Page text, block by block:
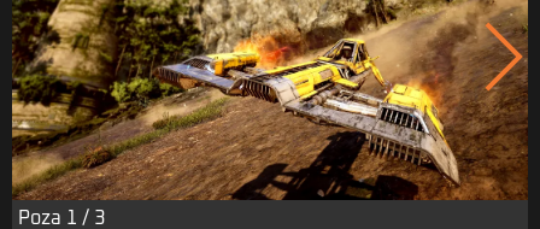
Poza 1 / 3